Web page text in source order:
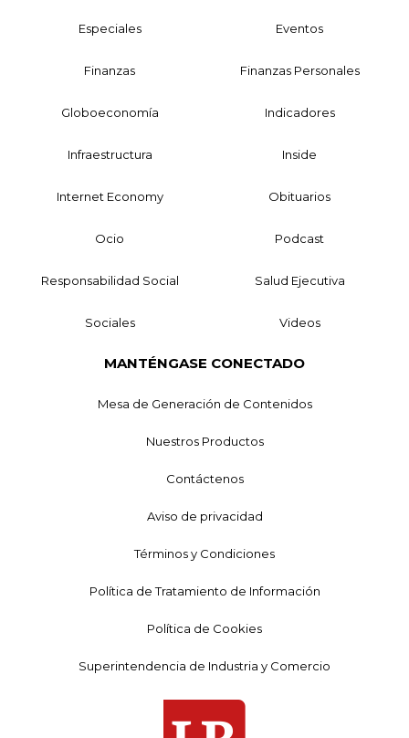
Especiales Eventos
Finanzas Finanzas Personales
Globoeconomía Indicadores
Infraestructura Inside
Internet Economy Obituarios
Ocio Podcast
Responsabilidad Social Salud Ejecutiva
Sociales Videos
MANTÉNGASE CONECTADO
Mesa de Generación de Contenidos
Nuestros Productos
Contáctenos
Aviso de privacidad
Términos y Condiciones
Política de Tratamiento de Información
Política de Cookies
Superintendencia de Industria y Comercio